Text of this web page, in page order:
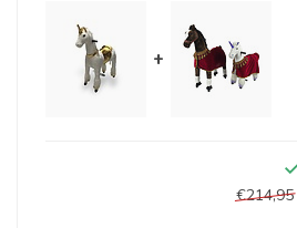
+
€214,95